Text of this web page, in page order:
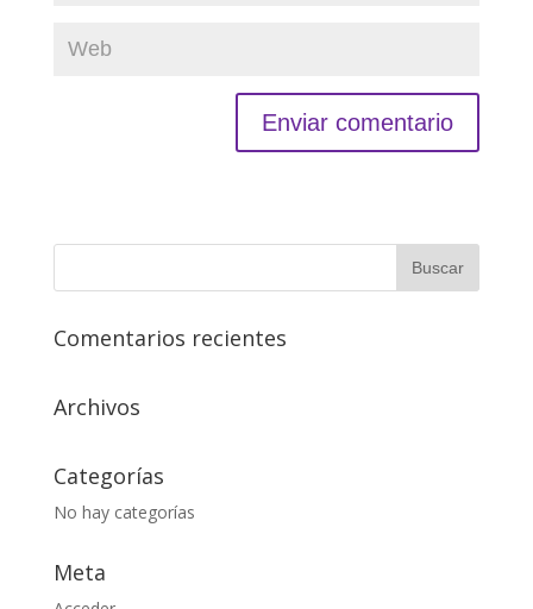
Comentarios recientes
Archivos
Categorías
No hay categorías
Meta